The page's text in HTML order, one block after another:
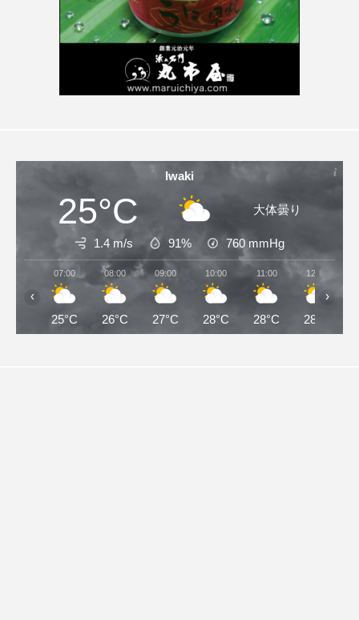
Iwaki
25°C 大体曇り
1.4 m/s 91% 760 mmHg
07:00
25°C
08:00
26°C
09:00
27°C
10:00
28°C
11:00
28°C
12:00
28°C
‹ ›